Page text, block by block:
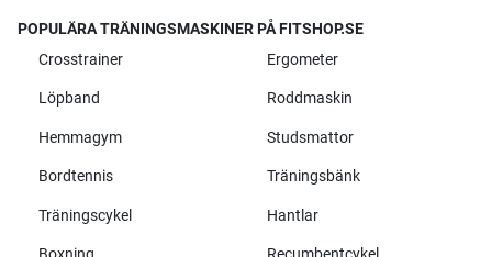
POPULÄRA TRÄNINGSMASKINER PÅ FITSHOP.SE
Crosstrainer
Ergometer
Löpband Roddmaskin
Hemmagym Studsmattor
Bordtennis Träningsbänk
Träningscykel Hantlar